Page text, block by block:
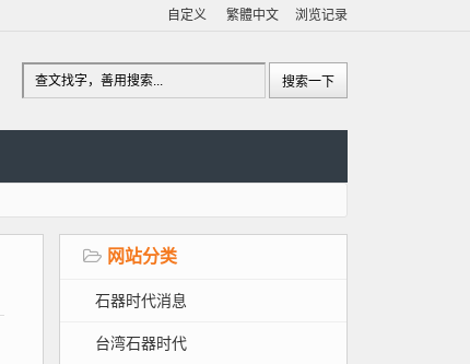
自定义 繁體中文 浏览记录
网站分类
石器时代消息
台湾石器时代